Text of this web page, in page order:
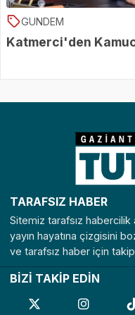
GUNDEM
Katmerci'den
TARAFSIZ HABER
Sitemiz tarafsız habercilik
yayın hayatına çizgisini
ve tarafsız haber için
BİZİ TAKİP EDİN